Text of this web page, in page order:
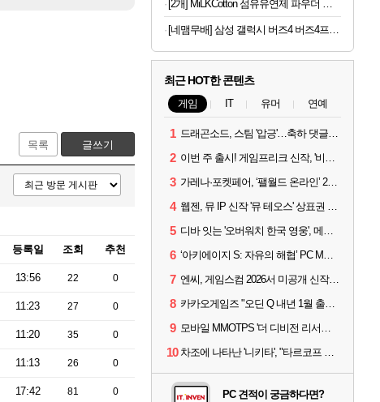
목록 글쓰기
등록일 조회 추천
13:56 22 0
11:23 27 0
11:20 35 0
11:13 26 0
17:42 81 0
[네맴무배] 삼성 갤럭시 버즈4 버즈4프로 케이스 패브릭 커버
최근 HOT한 콘텐츠
게임 IT 유머 연예
1 드래곤소드, 스팀 '압긍'…축하 댓글 달고 게임 코드 받자!
2 이번 주 출시! 게임프리크 신작, '비스트 오브 리인카네이션'
3 가레나·포켓페어, ‘팰월드 온라인’ 2026년 출시 예고
4 웹젠, 뮤 IP 신작 '뮤 테오스' 상표권 출원
5 디바 잇는 '오버워치 한국 영웅', 메카 파일럿 디몬 나온다
6 ‘아키에이지 S: 자유의 해협’ PC MMORPG로 개발한다
7 엔씨, 게임스컴 2026서 미공개 신작 최초 공개
8 카카오게임즈 "오딘 Q 내년 1월 출시, 연기는 없다"
9 모바일 MMOTPS '더 디비전 리서전스', 6일 스팀에도 출시
10 차조에 나타난 '니키타', "타르코프 PvE 프레스티지 연내 출시 목표"
PC 견적이 궁금하다면?